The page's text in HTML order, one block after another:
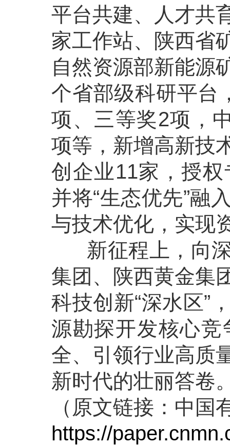
平台共建、人才共
家工作站、陕西省
自然资源部新能源
个省部级科研平台
项、三等奖2项，
项等，新增高新技
创企业11家，授
并将“生态优先”融
与技术优化，实现
新征程上，向深
集团、陕西黄金集
科技创新“深水区”
源勘探开发核心
全、引领行业高质
新时代的壮丽答卷
（原文链接：中国
https://